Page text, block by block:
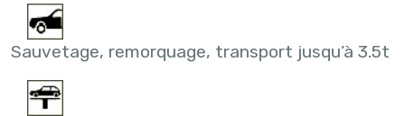
Sauvetage, remorquage, transport jusqu’à 3.5t